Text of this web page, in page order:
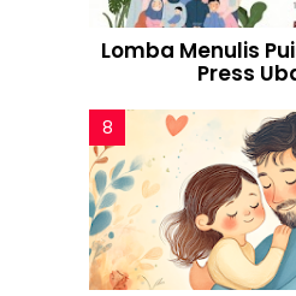
Lomba Menulis
Press